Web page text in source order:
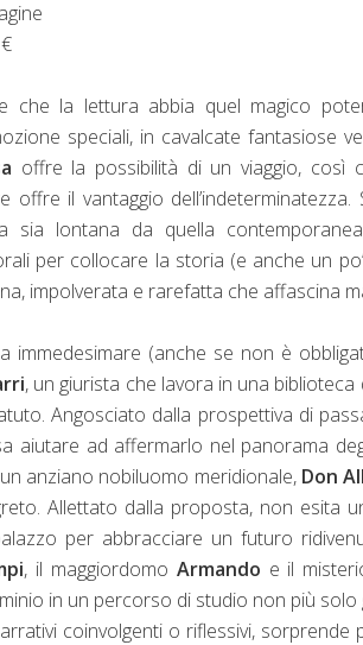
che la lettura abbia quel magico
speciali, in cavalcate fantasiose
offre la possibilità di un viaggio, così
offre il vantaggio
sia lontana da quella
per collocare la storia (e anche un
impolverata e rarefatta che affascina
immedesimare (anche se non è
, un giurista che lavora in una
Angosciato dalla prospettiva di
aiutare ad affermarlo nel panorama
anziano nobiluomo meridionale, Don
Allettato dalla proposta, non esita
per abbracciare un futuro
, il maggiordomo Armando e il
in un percorso di studio non più
coinvolgenti o riflessivi, sorprende